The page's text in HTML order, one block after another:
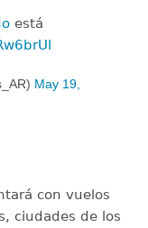
está
May 19,
con vuelos
ciudades de los